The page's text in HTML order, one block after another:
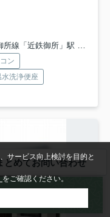
線「近鉄御所」駅 徒歩14分
ン
水洗浄便座
とめてお問い合わせ
問い合わせ
サービス向上検討を目的と
をご確認ください。